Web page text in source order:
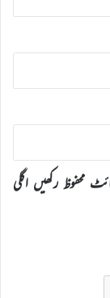
محفوظ رکھیں اگلی